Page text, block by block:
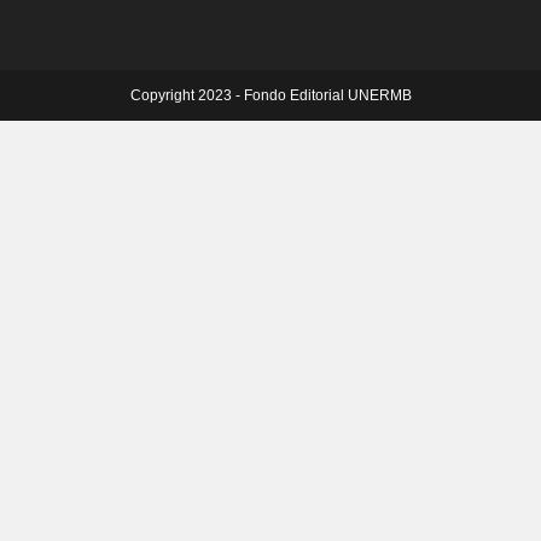
Copyright 2023 - Fondo Editorial UNERMB